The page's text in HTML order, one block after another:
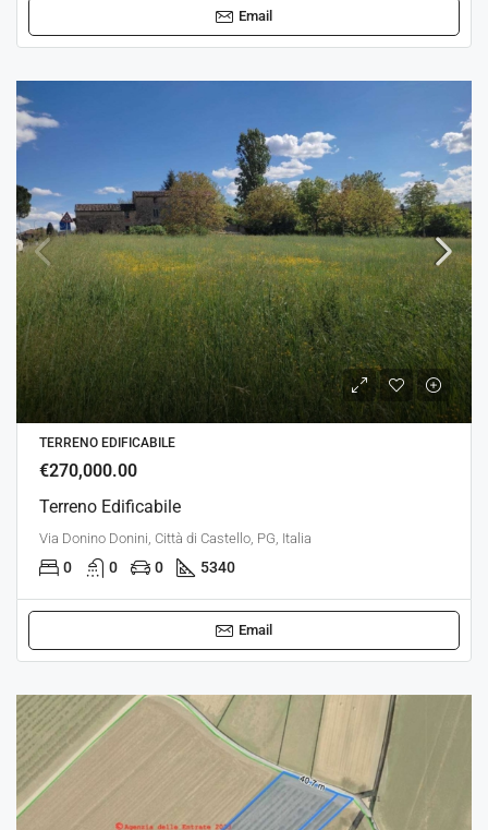
Email
TERRENO EDIFICABILE
€270,000.00
Terreno Edificabile
Via Donino Donini, Città di Castello, PG, Italia
0 0 0 5340
Email